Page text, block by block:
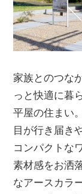
家族とのつな
っと快適に暮
平屋の住まい
目が行き届き
コンパクトな
素材感をお洒
なアースカラ